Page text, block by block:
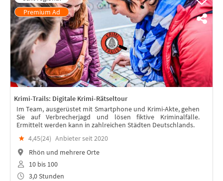
Krimi-Trails: Digitale Krimi-Rätseltour
Im Team, ausgerüstet mit Smartphone und Krimi-Akte, gehen
Sie auf Verbrecherjagd und lösen fiktive Kriminalfälle.
Ermittelt werden kann in zahlreichen Städten Deutschlands.
★ 4,45(24) Anbieter seit 2020
Rhön und mehrere Orte
10 bis 100
3,0 Stunden